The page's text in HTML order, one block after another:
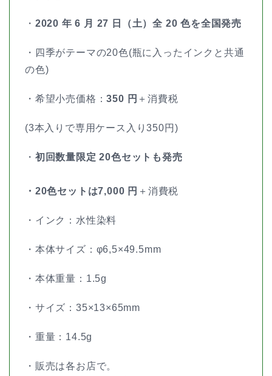
・ 2020 年 6 月 27 日（土）全 20 色を全国発売
・四季がテーマの20色(瓶に入ったインクと共通
の色)
・希望小売価格：350 円 ＋消費税
(3本入りで専用ケース入り350円)
・ 初回数量限定 20色セットも発売
・20色セットは7,000 円 ＋消費税
・インク：水性染料
・本体サイズ：φ6,5×49.5mm
・本体重量：1.5g
・サイズ：35×13×65mm
・重量：14.5g
・販売は各お店で。